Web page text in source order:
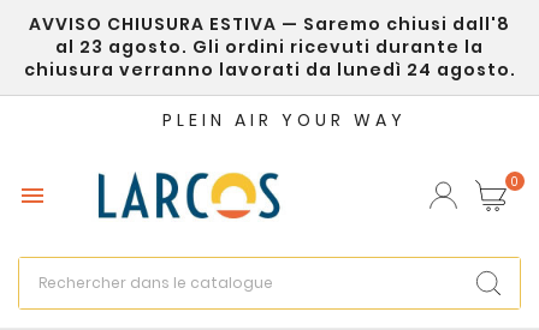
AVVISO CHIUSURA ESTIVA — Saremo chiusi dall'8
al 23 agosto. Gli ordini ricevuti durante la
chiusura verranno lavorati da lunedì 24 agosto.
PLEIN AIR YOUR WAY
 0
Créer une liste d'envies ×
Nom de la liste d'envies
Annuler Créer une liste d'envies